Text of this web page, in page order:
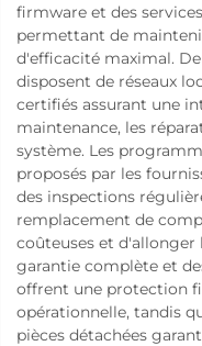
firmware et des
permettant de
d'efficacité maximal.
disposent de réseaux
certifiés assurant une
maintenance, les
système. Les
proposés par les
des inspections
remplacement de
coûteuses et
garantie complète et
offrent une protection
opérationnelle, tandis
pièces détachées